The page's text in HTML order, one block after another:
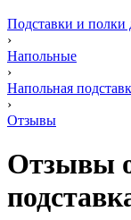
Подставки и полки
›
Напольные
›
Напольная
›
Отзывы
Отзывы